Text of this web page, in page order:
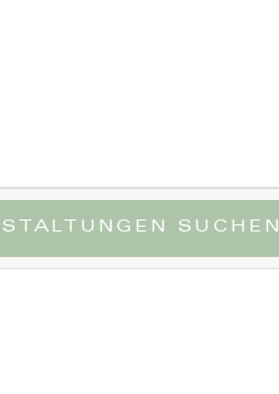
SUCHEN